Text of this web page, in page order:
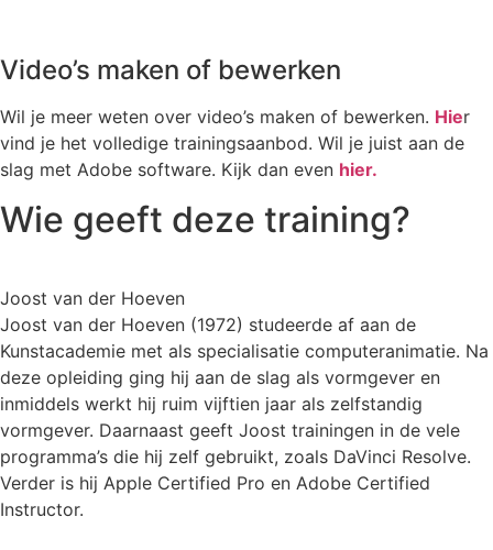
Video’s maken of bewerken
Wil je meer weten over video’s maken of bewerken. Hier
vind je het volledige trainingsaanbod. Wil je juist aan de
slag met Adobe software. Kijk dan even hier.
Wie geeft deze training?
Joost van der Hoeven
Joost van der Hoeven (1972) studeerde af aan de
Kunstacademie met als specialisatie computeranimatie. Na
deze opleiding ging hij aan de slag als vormgever en
inmiddels werkt hij ruim vijftien jaar als zelfstandig
vormgever. Daarnaast geeft Joost trainingen in de vele
programma’s die hij zelf gebruikt, zoals DaVinci Resolve.
Verder is hij Apple Certified Pro en Adobe Certified
Instructor.